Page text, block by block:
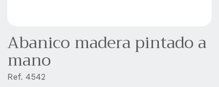
Abanico madera pintado a
mano
Ref. 4542